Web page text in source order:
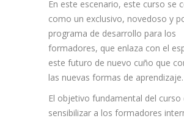
En este escenario, este curso se
como un exclusivo, novedoso y
programa de desarrollo para los
formadores, que enlaza con el
este futuro de nuevo cuño que
las nuevas formas de aprendizaje.
El objetivo fundamental del curso
sensibilizar a los formadores